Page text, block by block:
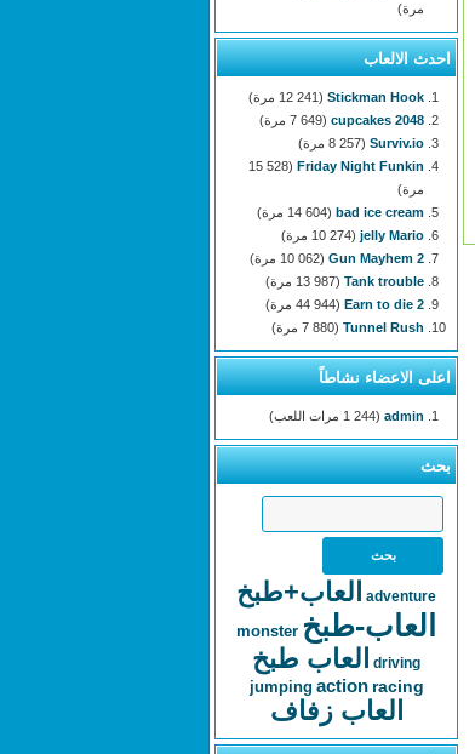
مرة)
احدث الالعاب
Stickman Hook (12 241 مرة)
2048 cupcakes
(7 649 مرة)
Surviv.io (8 257 مرة)
Friday Night Funkin
(15 528
مرة)
bad ice cream (14 604 مرة)
jelly Mario (10 274 مرة)
Gun Mayhem 2 (10 062 مرة)
Tank trouble (13 987 مرة)
Earn to die 2 (44 944 مرة)
Tunnel Rush (7 880 مرة)
اعلى الاعضاء نشاطاً
admin (1 244 مرات اللعب)
بحث
adventure العاب+طبخ
العاب-طبخ monster
driving العاب طبخ
jumping action racing
العاب زفاف